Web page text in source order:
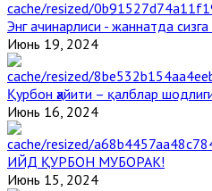
Энг ачинарлиси - жаннатда
Июнь 19, 2024
Қурбон ҳайити – қалблар
Июнь 16, 2024
ИЙД ҚУРБОН МУБОРАК!
Июнь 15, 2024